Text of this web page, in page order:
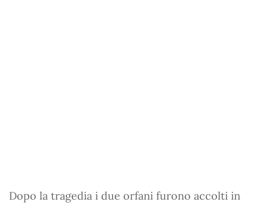
Dopo la tragedia i due orfani furono accolti in